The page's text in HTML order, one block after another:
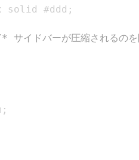
solid #ddd ;
サイドバーが圧縮されるの
;